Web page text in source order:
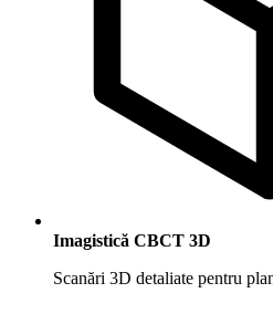
Imagistică CBCT 3D
Scanări 3D detaliate pentru